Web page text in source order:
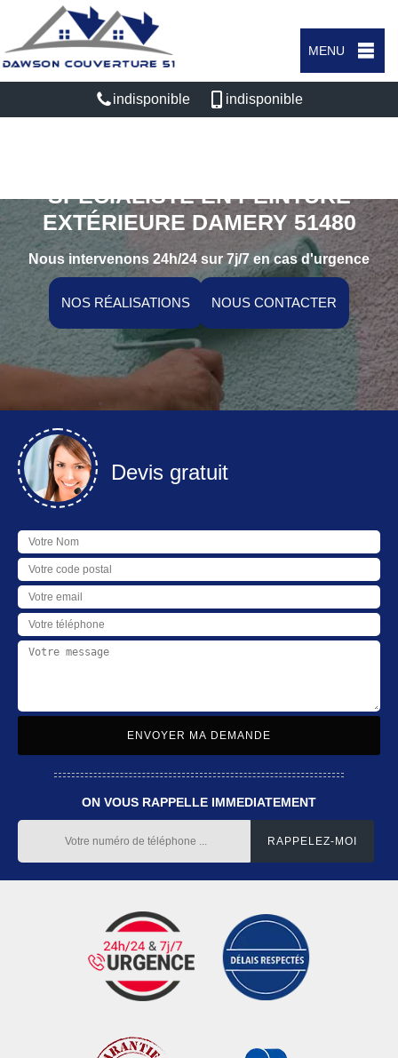
MENU
indisponible indisponible
SPÉCIALISTE EN PEINTURE
EXTÉRIEURE DAMERY 51480
Nous intervenons 24h/24 sur 7j/7 en cas d'urgence
NOS RÉALISATIONS NOUS CONTACTER
Devis gratuit
ON VOUS RAPPELLE IMMEDIATEMENT